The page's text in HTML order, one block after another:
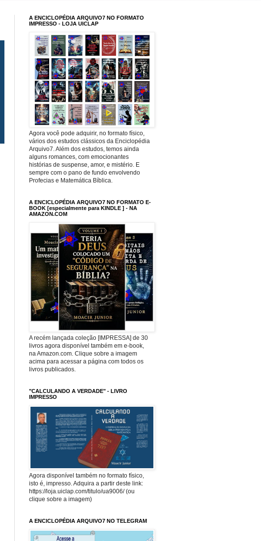
A ENCICLOPÉDIA ARQUIVO7 NO FORMATO
IMPRESSO - LOJA UICLAP
Agora você pode adquirir, no formato físico,
vários dos estudos clássicos da Enciclopédia
Arquivo7. Além dos estudos, temos ainda
alguns romances, com emocionantes
histórias de suspense, amor, e mistério. E
sempre com o pano de fundo envolvendo
Profecias e Matemática Bíblica.
A ENCICLOPÉDIA ARQUIVO7 NO FORMATO E-
BOOK [especialmente para KINDLE ] - NA
AMAZON.COM
A recém lançada coleção [IMPRESSA] de 30
livros agora disponível também em e-book,
na Amazon.com. Clique sobre a imagem
acima para acessar a página com todos os
livros publicados.
"CALCULANDO A VERDADE" - LIVRO
IMPRESSO
Agora disponível também no formato físico,
isto é, impresso. Adquira a partir deste link:
https://loja.uiclap.com/titulo/ua9006/ (ou
clique sobre a imagem)
A ENCICLOPÉDIA ARQUIVO7 NO TELEGRAM